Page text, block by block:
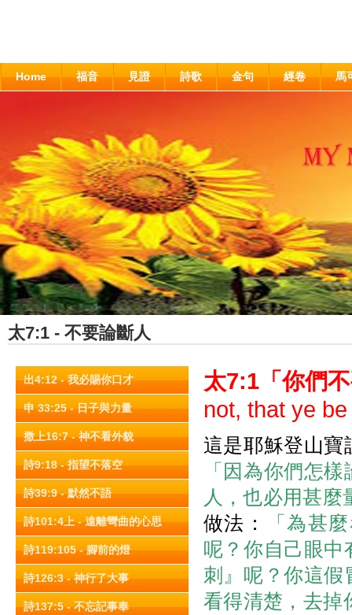
Home 福音 見證 詩歌 金句 經卷 馬
太7:1 - 不要論斷人
出4:12 - 我必賜你口才
申 33:25 - 日子與力量
撒上16:7 - 神不看外貌
詩9:18 - 指望不落空
詩39:9 - 默然不語
詩101:4上 - 遠離彎曲的心思
詩119:105 - 腳前的燈
詩126:3 - 神行了大事
詩137:5 - 不忘記事奉
太7:1「你們
not, that ye
這是耶穌登山寶
「因為你們怎
人，也必用甚麼
做法：
「為甚
呢？你自己眼中
刺』呢？你這假
看得清楚，去掉